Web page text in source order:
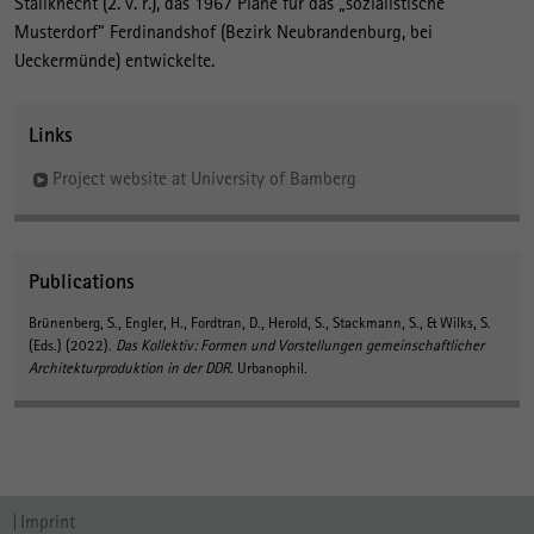
Musterdorf“ Ferdinandshof (Bezirk Neubrandenburg, bei
Ueckermünde) entwickelte.
Links
Project website at University of Bamberg
Publications
Brünenberg, S., Engler, H., Fordtran, D., Herold, S., Stackmann, S., & Wilks, S.
(Eds.) (2022). Das Kollektiv: Formen und Vorstellungen gemeinschaftlicher
Architekturproduktion in der DDR. Urbanophil.
Imprint